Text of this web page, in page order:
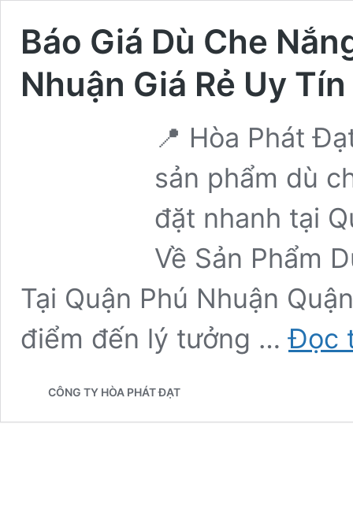
Báo Giá Dù Che
Nhuận Giá Rẻ Uy
📍 Hòa Phát
sản phẩm dù
đặt nhanh tại
Về Sản Phẩm
Tại Quận Phú Nhuận
điểm đến lý tưởng …Đọc
CÔNG TY HÒA PHÁT ĐẠT